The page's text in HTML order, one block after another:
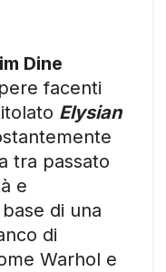
Dine
facenti
Elysian
tra passato
e
di una
di
Warhol e